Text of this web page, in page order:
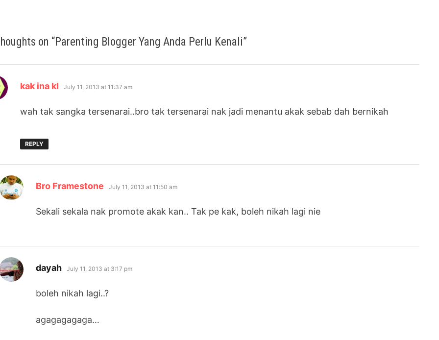
on “Parenting Blogger Yang Anda Perlu Kenali”
kak ina kl says:
July 11, 2013 at 11:37 am
wah tak sangka tersenarai..bro tak tersenarai nak jadi menantu akak sebab dah bernikah
REPLY
Bro Framestone says:
July 11, 2013 at 11:50 am
Sekali sekala nak promote akak kan.. Tak pe kak, boleh nikah lagi nie
dayah says:
July 11, 2013 at 3:17 pm
boleh nikah lagi..?
agagagagaga…